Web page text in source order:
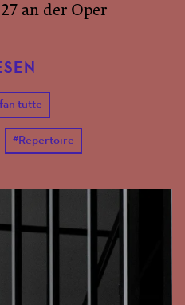
an der Oper
tutte
#Repertoire